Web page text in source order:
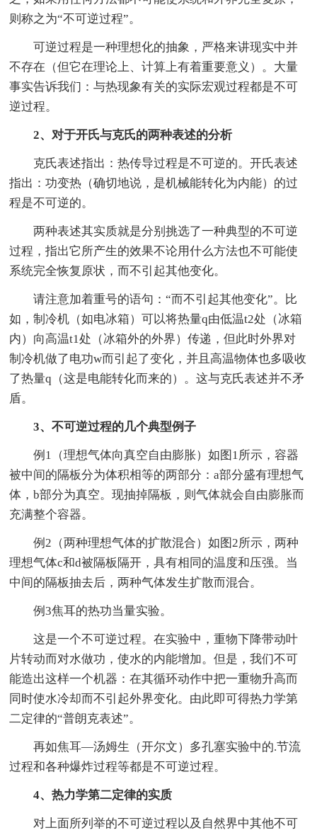
则称之为“不可逆过程”。
可逆过程是一种理想化的抽象，严格来讲现实中并
不存在（但它在理论上、计算上有着重要意义）。大量
事实告诉我们：与热现象有关的实际宏观过程都是不可
逆过程。
2、对于开氏与克氏的两种表述的分析
克氏表述指出：热传导过程是不可逆的。开氏表述
指出：功变热（确切地说，是机械能转化为内能）的过
程是不可逆的。
两种表述其实质就是分别挑选了一种典型的不可逆
过程，指出它所产生的效果不论用什么方法也不可能使
系统完全恢复原状，而不引起其他变化。
请注意加着重号的语句：“而不引起其他变化”。比
如，制冷机（如电冰箱）可以将热量q由低温t2处（冰箱
内）向高温t1处（冰箱外的外界）传递，但此时外界对
制冷机做了电功w而引起了变化，并且高温物体也多吸收
了热量q（这是电能转化而来的）。这与克氏表述并不矛
盾。
3、不可逆过程的几个典型例子
例1（理想气体向真空自由膨胀）如图1所示，容器
被中间的隔板分为体积相等的两部分：a部分盛有理想气
体，b部分为真空。现抽掉隔板，则气体就会自由膨胀而
充满整个容器。
例2（两种理想气体的扩散混合）如图2所示，两种
理想气体c和d被隔板隔开，具有相同的温度和压强。当
中间的隔板抽去后，两种气体发生扩散而混合。
例3焦耳的热功当量实验。
这是一个不可逆过程。在实验中，重物下降带动叶
片转动而对水做功，使水的内能增加。但是，我们不可
能造出这样一个机器：在其循环动作中把一重物升高而
同时使水冷却而不引起外界变化。由此即可得热力学第
二定律的“普朗克表述”。
再如焦耳—汤姆生（开尔文）多孔塞实验中的.节流
过程和各种爆炸过程等都是不可逆过程。
4、热力学第二定律的实质
对上面所列举的不可逆过程以及自然界中其他不可